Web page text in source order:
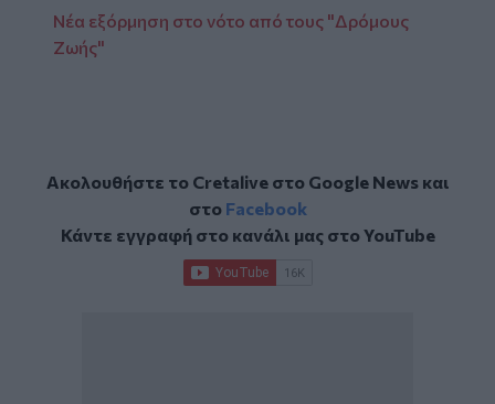
Νέα εξόρμηση στο νότο από τους "Δρόμους
Ζωής"
Ακολουθήστε το Cretalive στο Google Newsκαι
στο Facebook
Κάντε εγγραφή στο κανάλι μας στοYouTube